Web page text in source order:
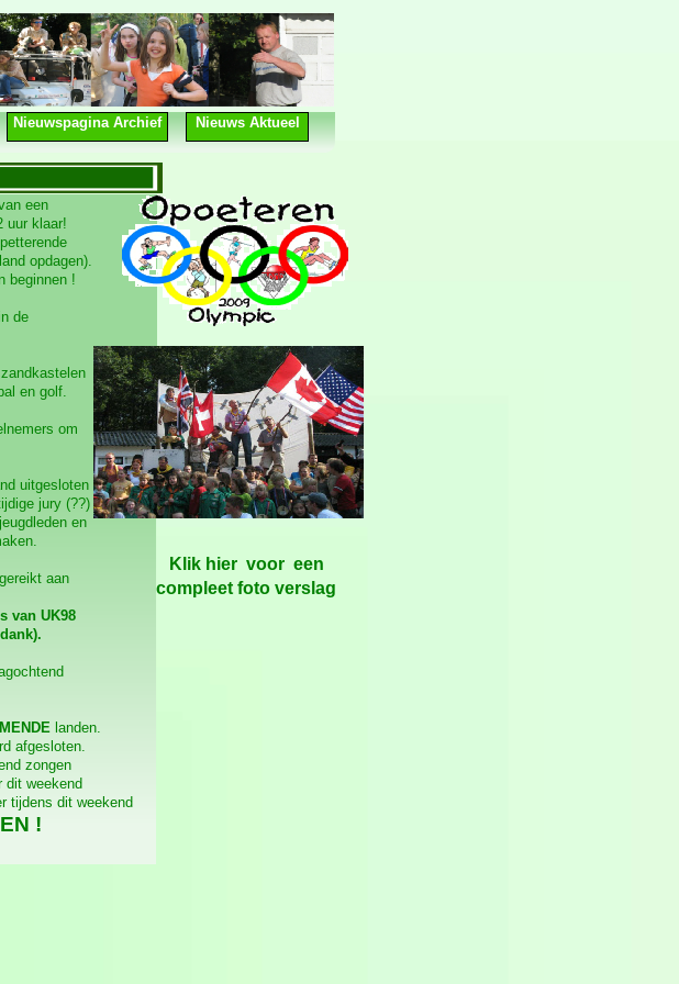
Nieuwspagina Archief Nieuws Aktueel
een
uur klaar!
opdagen).
beginnen !
de
en golf.
om
uitgesloten
jury (??)
en
aan
van UK98
landen.
afgesloten.
zongen
dit weekend
tijdens dit weekend
!
Klik hier voor een
compleet foto verslag